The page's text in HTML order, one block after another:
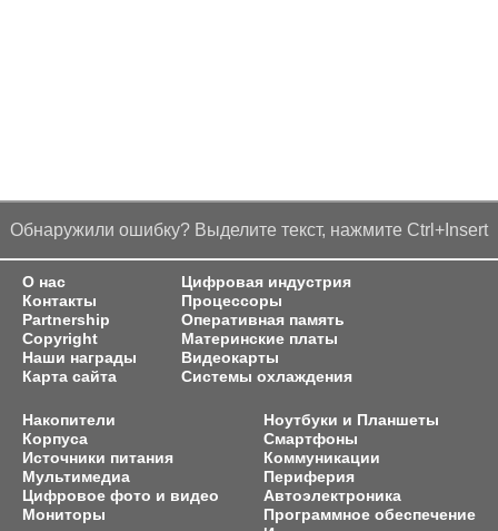
Обнаружили ошибку? Выделите текст, нажмите Ctrl+Insert
О нас
Контакты
Partnership
Copyright
Наши награды
Карта сайта
Цифровая индустрия
Процессоры
Оперативная память
Материнские платы
Видеокарты
Системы охлаждения
Накопители
Корпуса
Источники питания
Мультимедиа
Цифровое фото и видео
Мониторы
Ноутбуки и Планшеты
Смартфоны
Коммуникации
Периферия
Автоэлектроника
Программное обеспечение